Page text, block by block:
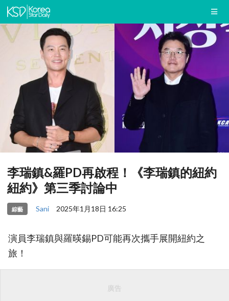
李瑞鎮&羅PD再啟程！《李瑞鎮的紐約
紐約》第三季討論中
綜藝 Sani 2025年1月18日 16:25
演員李瑞鎮與羅暎錫PD可能再次攜手展開紐約之
旅！
廣告